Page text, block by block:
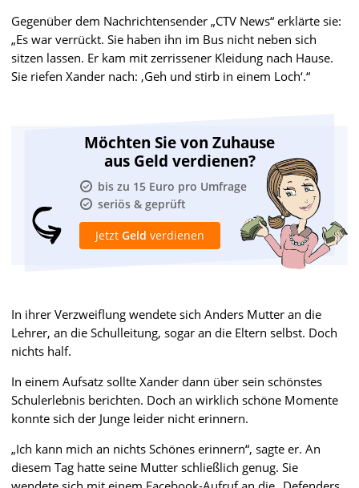
Gegenüber dem Nachrichtensender „CTV News“ erklärte sie:
„Es war verrückt. Sie haben ihn im Bus nicht neben sich
sitzen lassen. Er kam mit zerrissener Kleidung nach Hause.
Sie riefen Xander nach: ‚Geh und stirb in einem Loch‘.“
Möchten Sie von Zuhause
aus Geld verdienen?
bis zu 15 Euro pro Umfrage
seriös & geprüft
Jetzt Geld verdienen
In ihrer Verzweiflung wendete sich Anders Mutter an die
Lehrer, an die Schulleitung, sogar an die Eltern selbst. Doch
nichts half.
In einem Aufsatz sollte Xander dann über sein schönstes
Schulerlebnis berichten. Doch an wirklich schöne Momente
konnte sich der Junge leider nicht erinnern.
„Ich kann mich an nichts Schönes erinnern“, sagte er. An
diesem Tag hatte seine Mutter schließlich genug. Sie